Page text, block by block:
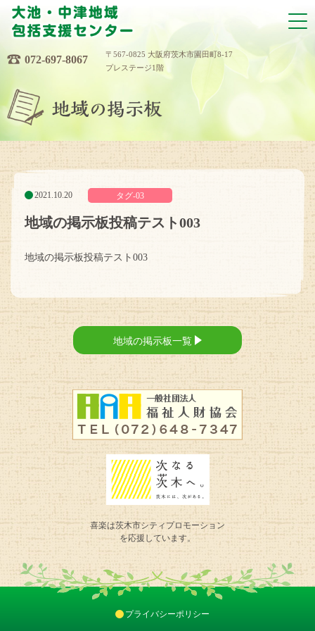
072-697-8067
〒567-0825 大阪府茨木市園田町8-17
プレステージ1階
2021.10.20
地域の掲示板投稿テスト003
地域の掲示板投稿テスト003
地域の掲示板一覧
喜楽は茨木市シティプロモーション
を応援しています。
プライバシーポリシー